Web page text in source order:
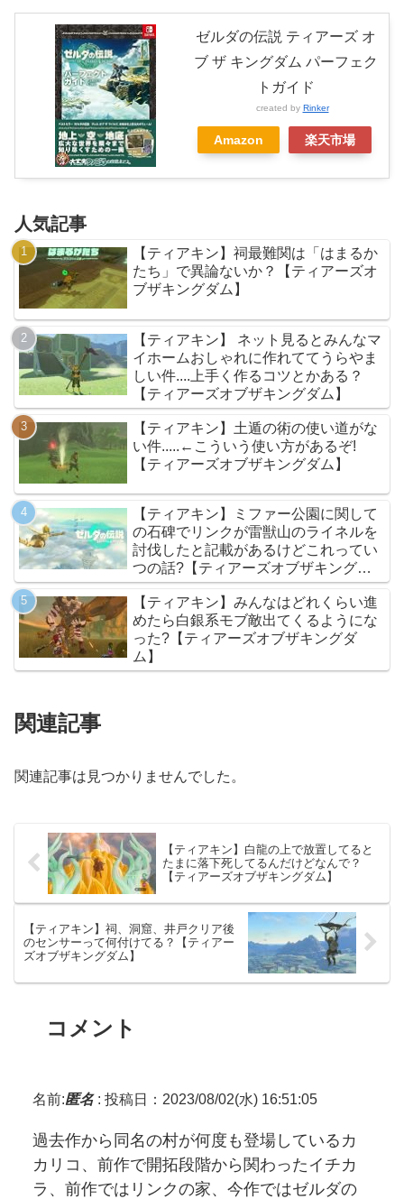
ゼルダの伝説 ティアーズ オ
ブ ザ キングダム パーフェク
トガイド
created by Rinker
Amazon 楽天市場
人気記事
【ティアキン】祠最難関は「はまるか
たち」で異論ないか？【ティアーズオ
ブザキングダム】
【ティアキン】 ネット見るとみんなマ
イホームおしゃれに作れててうらやま
しい件....上手く作るコツとかある？
【ティアーズオブザキングダム】
【ティアキン】土遁の術の使い道がな
い件.....←こういう使い方があるぞ!
【ティアーズオブザキングダム】
【ティアキン】ミファー公園に関して
の石碑でリンクが雷獣山のライネルを
討伐したと記載があるけどこれってい
つの話?【ティアーズオブザキングダ
ム】
【ティアキン】みんなはどれくらい進
めたら白銀系モブ敵出てくるようにな
った?【ティアーズオブザキングダ
ム】
関連記事
関連記事は見つかりませんでした。
【ティアキン】白龍の上で放置してると
たまに落下死してるんだけどなんで？
【ティアーズオブザキングダム】
【ティアキン】祠、洞窟、井戸クリア後
のセンサーって何付けてる？【ティアー
ズオブザキングダム】
コメント
名前:匿名: 投稿日：2023/08/02(水) 16:51:05
過去作から同名の村が何度も登場しているカ
カリコ、前作で開拓段階から関わったイチカ
ラ、前作ではリンクの家、今作ではゼルダの